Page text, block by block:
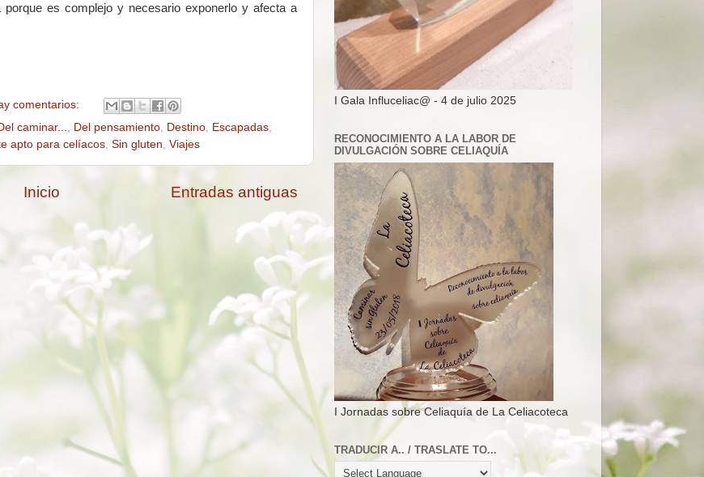
es complejo y necesario exponerlo y afecta a
comentarios:
caminar... Del pensamiento Destino Escapadas
apto para celíacos Sin gluten Viajes
Entradas antiguas
Inicio
I Gala Influceliac@ - 4 de julio 2025
RECONOCIMIENTO A LA LABOR DE
DIVULGACIÓN SOBRE CELIAQUÍA
I Jornadas sobre Celiaquía de La Celiacoteca
TRADUCIR A.. / TRASLATE TO...